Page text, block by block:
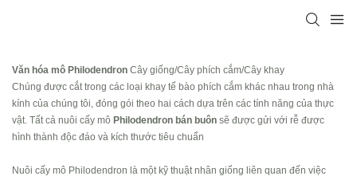
Văn hóa mô Philodendron Cây giống/Cây phích cắm/Cây khay
Chúng được cắt trong các loại khay tế bào phích cắm khác nhau trong nhà
kính của chúng tôi, đóng gói theo hai cách dựa trên các tính năng của thực
vật. Tất cả nuôi cấy mô Philodendron bán buôn sẽ được gửi với rễ được
hình thành độc đáo và kích thước tiêu chuẩn
Nuôi cấy mô Philodendron là một kỹ thuật nhân giống liên quan đến việc